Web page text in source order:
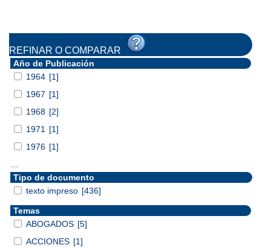
REFINAR O COMPARAR
Año de Publicación
1964 [1]
1967 [1]
1968 [2]
1971
[1]
1976 [1]
Tipo de documento
texto impreso [436]
Temas
ABOGADOS [5]
ACCIONES [1]